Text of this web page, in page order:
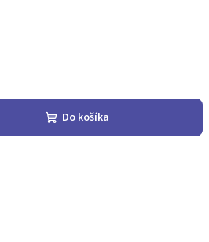
Do košíka